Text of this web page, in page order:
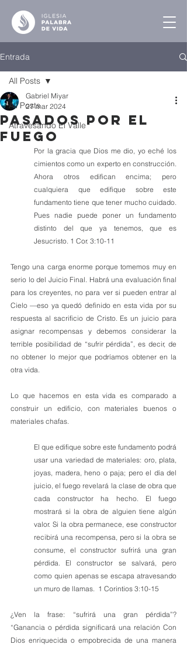
Entrada
All Posts
Atravesando El Valle
All Posts
Pasados por el
Fuego
Gabriel Miyar
27 mar 2024
Por la gracia que Dios me dio, yo eché los
cimientos como un experto en construcción.
Ahora otros edifican encima; pero
cualquiera que edifique sobre este
fundamento tiene que tener mucho cuidado.
Pues nadie puede poner un fundamento
distinto del que ya tenemos, que es
Jesucristo. 1 Cor. 3:10-11
Tengo una carga enorme porque tomemos muy en
serio lo del Juicio Final. Habrá una evaluación final
para los creyentes, no para ver si pueden entrar al
Cielo —eso ya quedó definido en esta vida por su
respuesta al sacrificio de Cristo. Es un juicio para
asignar recompensas y debemos considerar la
terrible posibilidad de “sufrir pérdida”, es decir, de
no obtener lo mejor que podríamos obtener en la
otra vida.
Lo que hacemos en esta vida es comparado a
construir un edificio, con materiales buenos o
materiales chafas.
El que edifique sobre este fundamento podrá
usar una variedad de materiales: oro, plata,
joyas, madera, heno o paja; pero el día del
juicio, el fuego revelará la clase de obra que
cada constructor ha hecho. El fuego
mostrará si la obra de alguien tiene algún
valor. Si la obra permanece, ese constructor
recibirá una recompensa, pero si la obra se
consume, el constructor sufrirá una gran
pérdida. El constructor se salvará, pero
como quien apenas se escapa atravesando
un muro de llamas.  1 Corintios 3:10-15
¿Ven la frase: “sufrirá una gran pérdida”?
“Ganancia o pérdida significará una relación Con
Dios enriquecida o empobrecida de una manera